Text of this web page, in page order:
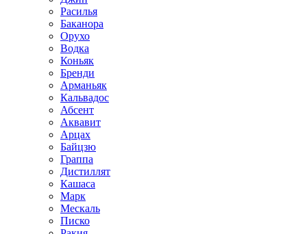
Расилья
Баканора
Орухо
Водка
Коньяк
Бренди
Арманьяк
Кальвадос
Абсент
Аквавит
Арцах
Байцзю
Граппа
Дистиллят
Кашаса
Марк
Мескаль
Писко